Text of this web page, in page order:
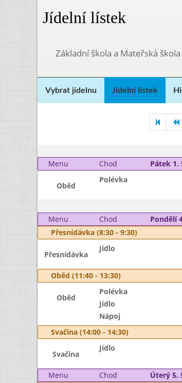
Jídelní lístek
Základní škola a Mateřská
Vybrat jídelnu Jídelní lístek
Menu
Chod Pátek 1.
Oběd
Polévka
Menu
Chod Pondělí
Přesnídávka (8:30 - 9:30)
Přesnídávka
Jídlo
Oběd (11:40 - 13:30)
Oběd
Polévka
Jídlo
Nápoj
Svačina (14:00 - 14:30)
Svačina
Jídlo
Menu Chod Úterý 5.